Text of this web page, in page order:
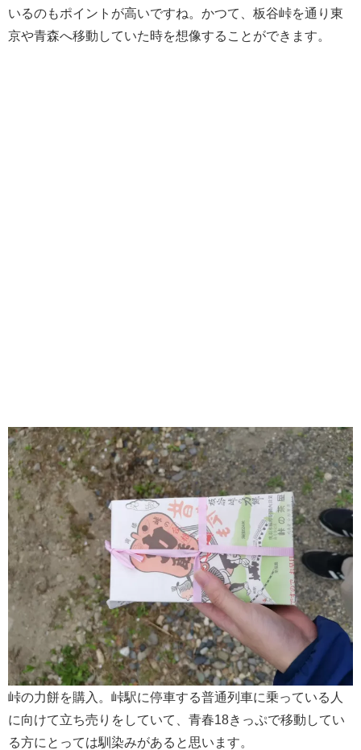
いるのもポイントが高いですね。かつて、板谷峠を通り東
京や青森へ移動していた時を想像することができます。
峠の力餅を購入。峠駅に停車する普通列車に乗っている人
に向けて立ち売りをしていて、青春18きっぷで移動してい
る方にとっては馴染みがあると思います。